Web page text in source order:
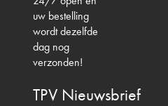
uw bestelling
wordt dezelfde
dag nog
verzonden!
TPV Nieuwsbrief